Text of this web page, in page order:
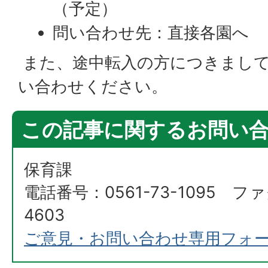
（予定）
問い合わせ先：直接各園へ
また、途中転入の方につきまし
い合わせください。
この記事に関するお問い
保育課
電話番号：0561-73-1095 フ
4603
ご意見・お問い合わせ専用フォ